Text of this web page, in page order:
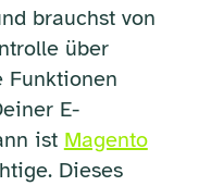
brauchst von
über
Funktionen
E-
ist Magento
Dieses